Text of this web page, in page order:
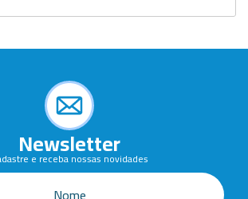
Newsletter
e receba nossas novidades